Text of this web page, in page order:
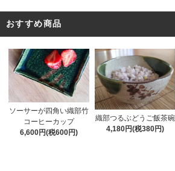
おすすめ商品
ソーサーが四角い織部竹
コーヒーカップ
6,600円(税600円)
織部つるぶどうご飯茶碗
4,180円(税380円)